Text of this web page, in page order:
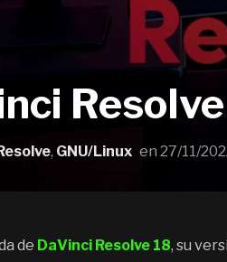
, GNU/Linux en 27/11/
de DaVinci Resolve 18, su